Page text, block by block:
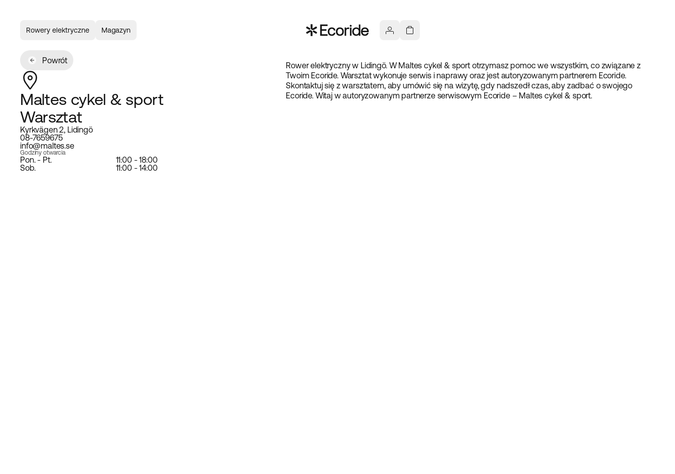
Rowery elektryczne Magazyn
Powrót
Maltes cykel & sport
Warsztat
Kyrkvägen 2, Lidingö
08-7659675
info@maltes.se
Godziny otwarcia
Pon. - Pt.
11:00 - 18:00
Sob.
11:00 - 14:00
Rower elektryczny w Lidingö. W Maltes cykel & sport otrzymasz pomoc we wszystkim, co związane z
Twoim Ecoride. Warsztat wykonuje serwis i naprawy oraz jest autoryzowanym partnerem Ecoride.
Skontaktuj się z warsztatem, aby umówić się na wizytę, gdy nadszedł czas, aby zadbać o swojego
Ecoride. Witaj w autoryzowanym partnerze serwisowym Ecoride – Maltes cykel & sport.